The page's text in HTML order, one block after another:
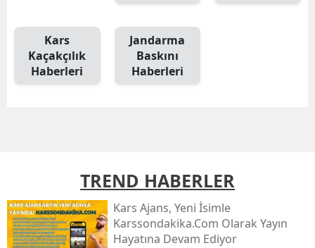
Kars
Konya
Kütahya
Malatya
Kars
Kaçakçılık
Haberleri
Jandarma
Baskını
Haberleri
TREND HABERLER
Kars Ajans, Yeni İsimle
Karssondakika.com Olarak Yayın
Hayatına Devam Ediyor